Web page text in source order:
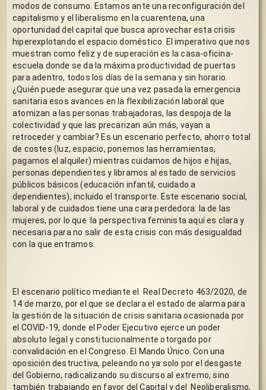
modos de consumo. Estamos ante una reconfiguración del
capitalismo y el liberalismo en la cuarentena, una
oportunidad del capital que busca aprovechar esta crisis
hiperexplotando el espacio doméstico. El imperativo que nos
muestran como feliz y de superación es la casa-oficina-
escuela donde se da la máxima productividad de puertas
para adentro, todos los días de la semana y sin horario.
¿Quién puede asegurar que una vez pasada la emergencia
sanitaria esos avances en la flexibilización laboral que
atomizan a las personas trabajadoras, las despoja de la
colectividad y que las precarizan aún más, vayan a
retroceder y cambiar? Es un escenario perfecto, ahorro total
de costes (luz, espacio, ponemos las herramientas,
pagamos el alquiler) mientras cuidamos de hijos e hijas,
personas dependientes y libramos al estado de servicios
públicos básicos (educación infantil, cuidado a
dependientes), incluido el transporte. Este escenario social,
laboral y de cuidados tiene una cara perdedora: la de las
mujeres, por lo que  la perspectiva feminista aquí es clara y
necesaria para no salir de esta crisis con más desigualdad
con la que entramos.
El escenario político mediante el  Real Decreto 463/2020, de
14 de marzo, por el que se declara el estado de alarma para
la gestión de la situación de crisis sanitaria ocasionada por
el COVID-19, donde el Poder Ejecutivo ejerce un poder
absoluto legal y constitucionalmente otorgado por
convalidación en el Congreso. El Mando Único. Con una
oposición destructiva, peleando no ya solo por el desgaste
del Gobierno, radicalizando su discurso al extremo, sino
también trabajando en favor del Capital y del  Neoliberalismo,